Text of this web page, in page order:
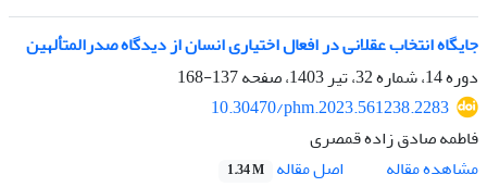
جایگاه انتخاب عقلانی در افعال اختیاری انسان از دیدگاه صدرالمتألهین
دوره 14، شماره 32، تیر 1403، صفحه
137-168
10.30470/phm.2023.561238.2283
فاطمه صادق زاده قمصری
مشاهده مقاله
اصل مقاله 1.34 M